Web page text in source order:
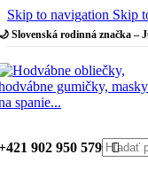
Skip to navigation Skip
Slovenská rodinná značka –
902 950 579